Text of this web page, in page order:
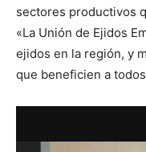
sectores productivos
«La Unión de Ejidos
ejidos en la región, y
que beneficien a